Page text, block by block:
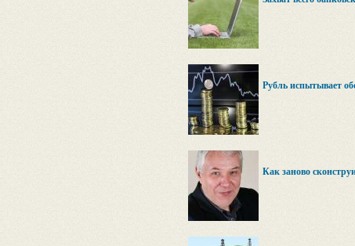
Рубль испытывает
Как заново